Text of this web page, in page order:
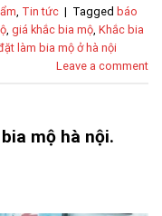
, Tin tức | Tagged báo
, giá khắc bia mộ, Khắc bia
làm bia mộ ở hà nội
Leave a comment
mộ hà nội.